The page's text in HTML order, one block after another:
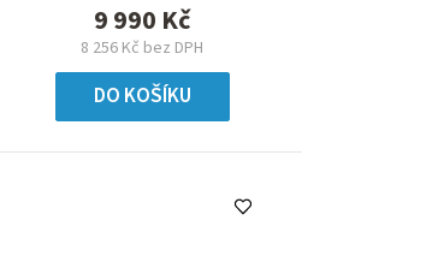
8 256 Kč bez DPH
9 990 Kč
DO KOŠÍKU